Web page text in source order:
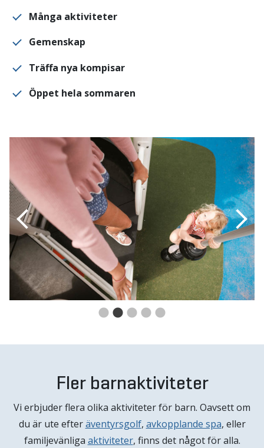
Många aktiviteter
Gemenskap
Träffa nya kompisar
Öppet hela sommaren
Fler barnaktiviteter
Vi erbjuder flera olika aktiviteter för barn. Oavsett om
du är ute efteräventyrsgolf, avkopplande spa, eller
familjevänliga aktiviteter, finns det något för alla.